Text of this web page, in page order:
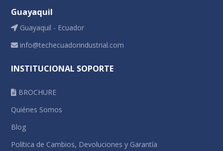
Guayaquil
Guayaquil - Ecuador
info@techecuadorindustrial.com
INSTITUCIONAL SOPORTE
BROCHURE
Quiénes Somos
Blog
Política de Cambios, Devoluciones y Garantía